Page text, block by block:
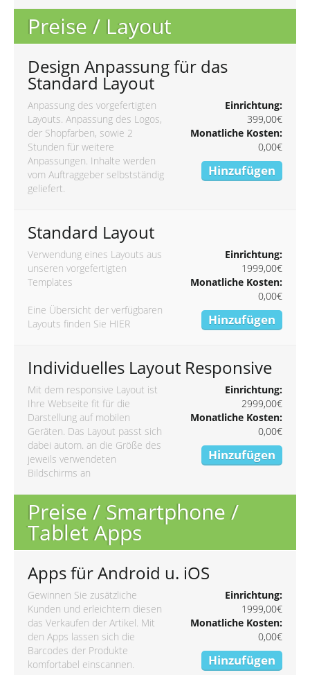
Preise / Layout
Design Anpassung für das
Standard Layout
Anpassung des vorgefertigten
Layouts. Anpassung des Logos,
der Shopfarben, sowie 2
Stunden für weitere
Anpassungen. Inhalte werden
vom Auftraggeber selbstständig
geliefert.
Einrichtung:
399,00€
Monatliche Kosten:
0,00€
Hinzufügen
Standard Layout
Verwendung eines Layouts aus
unseren vorgefertigten
Templates
Eine Übersicht der verfügbaren
Layouts finden Sie HIER
Einrichtung:
1999,00€
Monatliche Kosten:
0,00€
Hinzufügen
Individuelles Layout Responsive
Mit dem responsive Layout ist
Ihre Webseite fit für die
Darstellung auf mobilen
Geräten. Das Layout passt sich
dabei autom. an die Größe des
jeweils verwendeten
Bildschirms an
Einrichtung:
2999,00€
Monatliche Kosten:
0,00€
Hinzufügen
Preise / Smartphone /
Tablet Apps
Apps für Android u. iOS
Gewinnen Sie zusätzliche
Kunden und erleichtern diesen
das Verkaufen der Artikel. Mit
den Apps lassen sich die
Barcodes der Produkte
komfortabel einscannen.
Einrichtung:
1999,00€
Monatliche Kosten:
0,00€
Hinzufügen